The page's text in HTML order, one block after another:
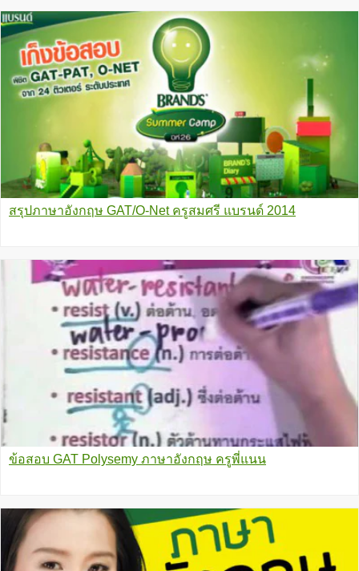
สรุปภาษาอังกฤษ GAT/O-Net ครูสมศรี แบรนด์ 2014
ข้อสอบ GAT Polysemy ภาษาอังกฤษ ครูพี่แนน